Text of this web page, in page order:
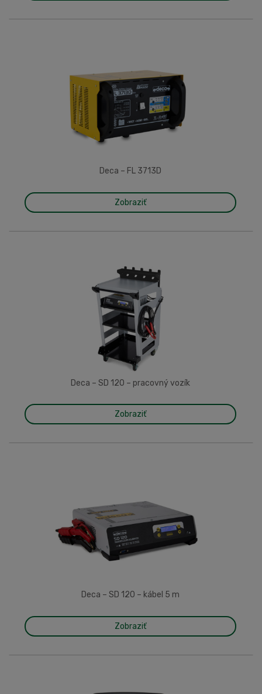
Deca – FL 3713D
Zobraziť
Deca – SD 120 – pracovný vozík
Zobraziť
Deca – SD 120 – kábel 5 m
Zobraziť